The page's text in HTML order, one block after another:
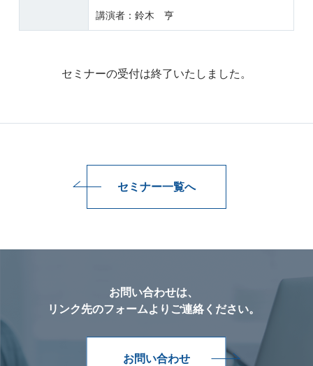
講演者：鈴木 亨
セミナーの受付は終了いたしました。
セミナー一覧へ
お問い合わせは、
リンク先のフォームよりご連絡ください。
お問い合わせ